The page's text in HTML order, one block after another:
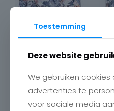
Toestemming
Deze website
We gebruiken cookies
advertenties te
voor sociale media